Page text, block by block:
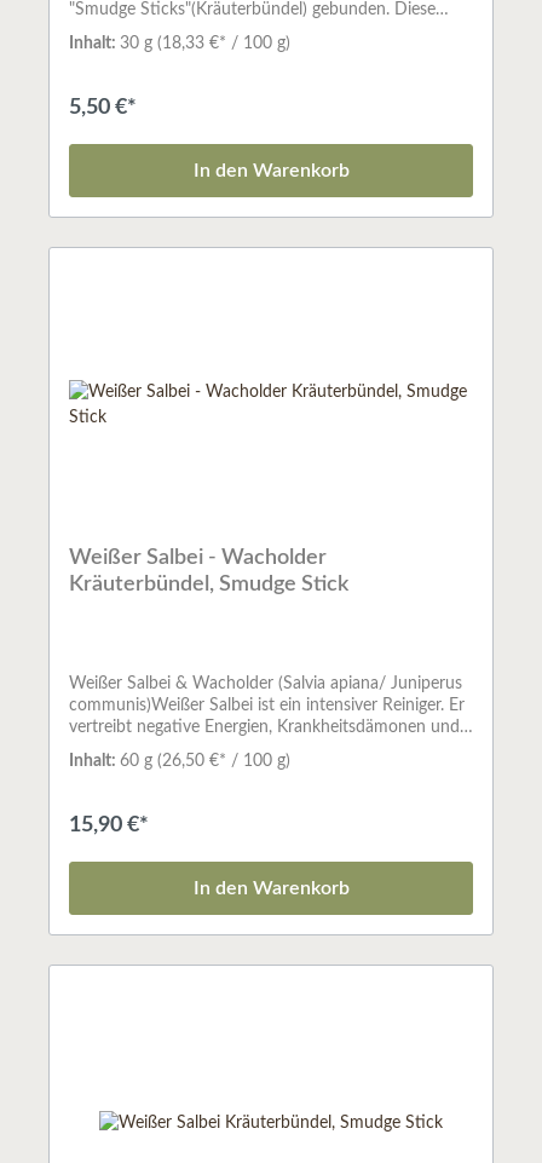
"Smudge Sticks"(Kräuterbündel) gebunden. Diese
werden an einem Ende angezündet, die Flamme dann
ausgeblasen und der Glut wird Luft zugefächert.
räuchern, sein starker Duft ist unverkennbar.Weißer
Salbei reinigt die Aura und entzieht schlechte
Gerüche.Abfüllmenge: ca. 30 g je Stick
Inhalt: 30 g (18,33 €* / 100 g)
5,50 €*
In den Warenkorb
Weißer Salbei - Wacholder
Kräuterbündel, Smudge Stick
Weißer Salbei & Wacholder (Salvia apiana/ Juniperus
communis)Weißer Salbei ist ein intensiver Reiniger. Er
vertreibt negative Energien, Krankheitsdämonen und
niedere Astralwesen. Er klärt unseren Geist und befreit
uns von allem möglichen Ballast. Wacholder stärkt
um den Widrigkeiten des Lebens zu
trotzen.Kräuterbündel - SmudgesSo naturverbunden,
wie die indianische Kultur Nordamerikas bis heute
geblieben ist, ist auch das Räucherwerk, das sie seit
helfen, die Verbindung der Menschen zu den Reichen
verwendet.Weißer Salbei reinigt die Aura und entzieht
Inhalt: 60 g (26,50 €* / 100 g)
15,90 €*
In den Warenkorb